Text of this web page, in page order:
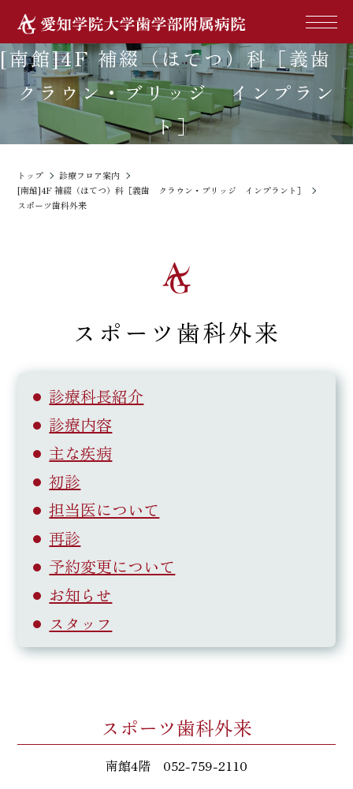
[南館]4F 補綴（ほてつ）科［義歯
クラウン・ブリッジ インプラン
ト］
トップ
診療フロア案内
[南館]4F 補綴（ほてつ）科［義歯 クラウン・ブリッジ インプラント］
スポーツ歯科外来
スポーツ歯科外来
診療科長紹介
診療内容
主な疾病
初診
担当医について
再診
予約変更について
お知らせ
スタッフ
スポーツ歯科外来
南館4階 052-759-2110